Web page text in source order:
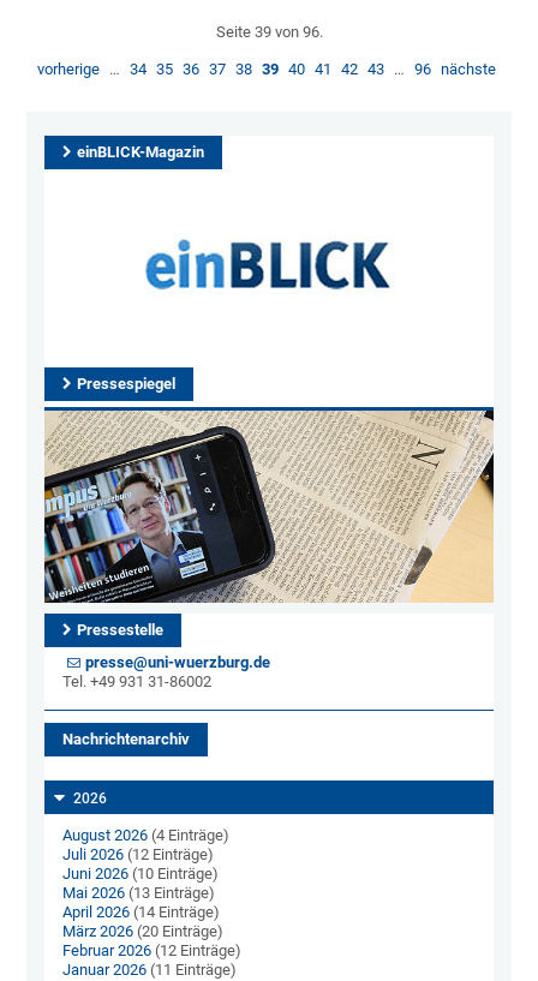
Seite 39 von 96.
vorherige … 34 35 36 37 38 39 40 41 42 43 … 96 nächste
einBLICK-Magazin
Pressespiegel
Pressestelle
presse@uni-wuerzburg.de
Tel. +49 931 31-86002
Nachrichtenarchiv
2026
August 2026 (4 Einträge)
Juli 2026 (12 Einträge)
Juni 2026 (10 Einträge)
Mai 2026 (13 Einträge)
April 2026 (14 Einträge)
März 2026 (20 Einträge)
Februar 2026 (12 Einträge)
Januar 2026 (11 Einträge)